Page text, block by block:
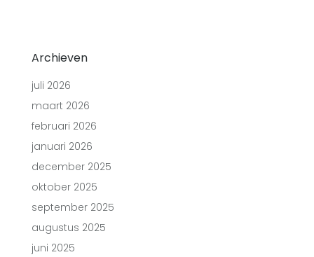
Archieven
juli 2026
maart 2026
februari 2026
januari 2026
december 2025
oktober 2025
september 2025
augustus 2025
juni 2025